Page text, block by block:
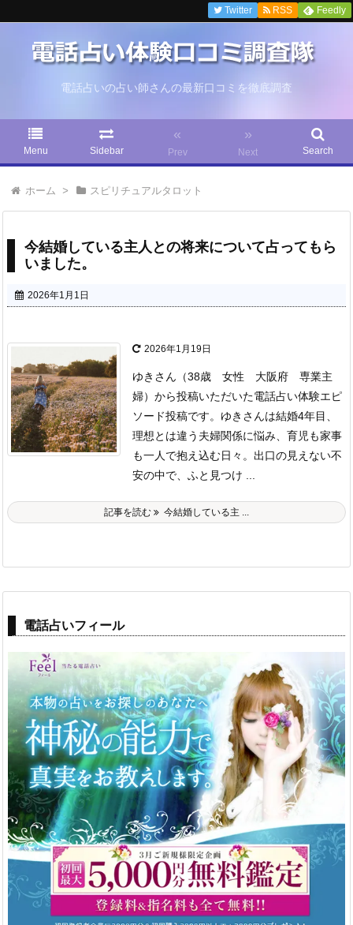
電話占いの占い師さんの最新口コミを徹底調査
Menu Sidebar
«
Prev
»
Next Search
Twitter RSS Feedly
ホーム > スピリチュアルタロット
今結婚している主人との将来について占ってもら
いました。
2026年1月1日
2026年1月19日
ゆきさん（38歳 女性 大阪府 専業主
婦）から投稿いただいた電話占い体験エピ
ソード投稿です。 ゆきさんは結婚4年目、
理想とは違う夫婦関係に悩み、育児も家事
も一人で抱え込む日々。 出口の見えない不
安の中で、ふと見つけ ...
記事を読む 今結婚している主 ...
電話占いフィール